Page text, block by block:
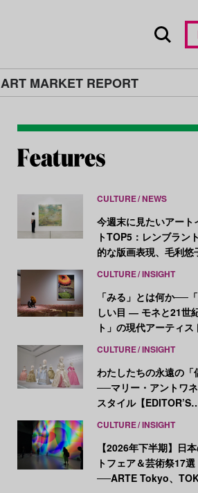
ART MARKET REPORT
CULTURE NEWS
今週末に見たいアート
トTOP5：レンブラン
的な版画表現、毛利悠
CULTURE INSIGHT
「みる」とは何か──
しい目 ― モネと21世
ト」の現代アーティス
CULTURE INSIGHT
わたしたちの永遠の「
──マリー・アントワネ
スタイル【EDITOR’S
CULTURE INSIGHT
【2026年下半期】日
トフェア＆芸術祭17選
──ARTE Tokyo、